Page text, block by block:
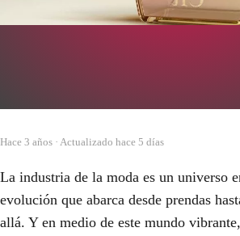
hace 3 años · Actualizado hace 5 días
La industria de la moda es un universo
evolución que abarca desde prendas
allá. Y en medio de este mundo